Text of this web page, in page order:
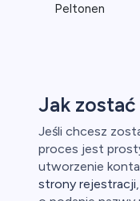
Peltonen
Jak
Jeśli chcesz
proces jest
utworzenie
strony rejestracji